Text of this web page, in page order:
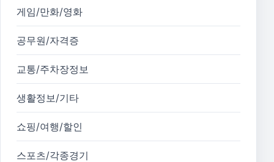
게임/만화/영화
공무원/자격증
교통/주차장정보
생활정보/기타
쇼핑/여행/할인
스포츠/각종경기